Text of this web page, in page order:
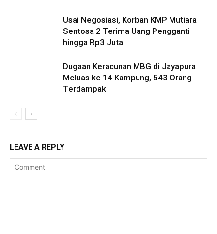
Usai Negosiasi, Korban KMP Mutiara
Sentosa 2 Terima Uang Pengganti
hingga Rp3 Juta
Dugaan Keracunan MBG di Jayapura
Meluas ke 14 Kampung, 543 Orang
Terdampak
LEAVE A REPLY